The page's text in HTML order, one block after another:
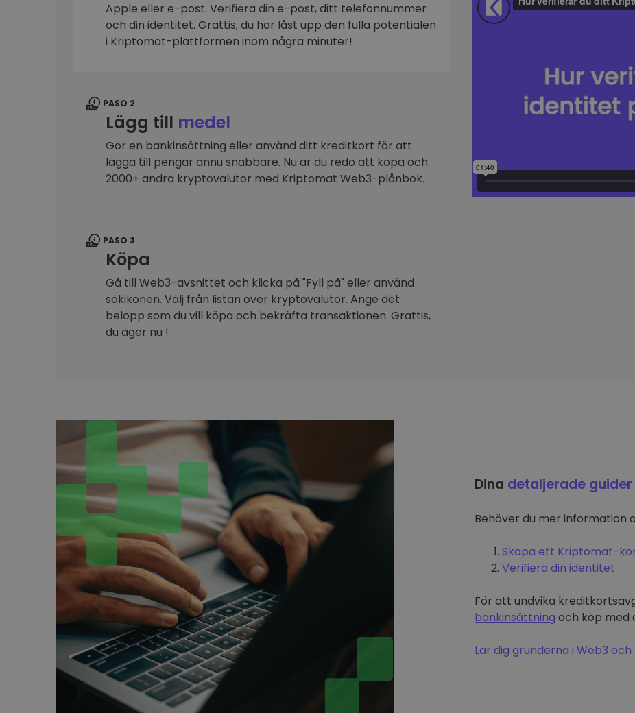
Investeringsutforskaren
Hitta din kryptostrategi
Apple eller e-post. Verifiera din e-post, ditt telefonnummer
och din identitet. Grattis, du har låst upp den fulla potentialen
i Kriptomat-plattformen inom några minuter!
PASO 2
Lägg till medel
Gör en bankinsättning eller använd ditt kreditkort för att
lägga till pengar ännu snabbare. Nu är du redo att köpa och
2000+ andra kryptovalutor med Kriptomat Web3-plånbok.
PASO 3
Köpa
Gå till Web3-avsnittet och klicka på "Fyll på" eller använd
sökikonen. Välj från listan över kryptovalutor. Ange det
belopp som du vill köpa och bekräfta transaktionen. Grattis,
du äger nu !
Dina detaljerade guider
Behöver du mer information
Skapa ett Kriptomat-
Verifiera din identitet
För att undvika
bankinsättning och köp med
Lär dig grunderna i Web3